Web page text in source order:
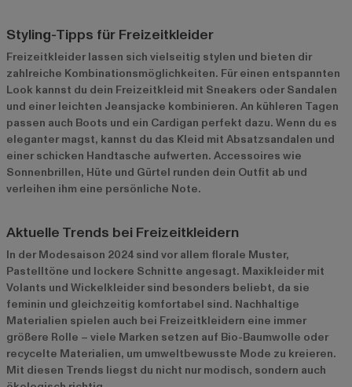
Styling-Tipps für Freizeitkleider
Freizeitkleider lassen sich vielseitig stylen und bieten dir
zahlreiche Kombinationsmöglichkeiten. Für einen entspannten
Look kannst du dein Freizeitkleid mit Sneakers oder Sandalen
und einer leichten Jeansjacke kombinieren. An kühleren Tagen
passen auch Boots und ein Cardigan perfekt dazu. Wenn du es
eleganter magst, kannst du das Kleid mit Absatzsandalen und
einer schicken Handtasche aufwerten. Accessoires wie
Sonnenbrillen, Hüte und Gürtel runden dein Outfit ab und
verleihen ihm eine persönliche Note.
Aktuelle Trends bei Freizeitkleidern
In der Modesaison 2024 sind vor allem florale Muster,
Pastelltöne und lockere Schnitte angesagt. Maxikleider mit
Volants und Wickelkleider sind besonders beliebt, da sie
feminin und gleichzeitig komfortabel sind. Nachhaltige
Materialien spielen auch bei Freizeitkleidern eine immer
größere Rolle – viele Marken setzen auf Bio-Baumwolle oder
recycelte Materialien, um umweltbewusste Mode zu kreieren.
Mit diesen Trends liegst du nicht nur modisch, sondern auch